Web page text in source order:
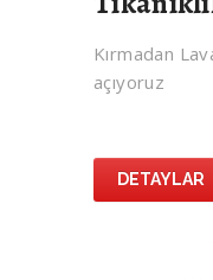
Kırmadan
açıyoruz
DETAYLAR